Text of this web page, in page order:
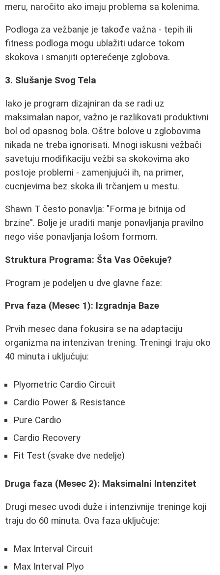
meru, naročito ako imaju problema sa kolenima.
Podloga za vežbanje je takođe važna - tepih ili
fitness podloga mogu ublažiti udarce tokom
skokova i smanjiti opterećenje zglobova.
3. Slušanje Svog Tela
Iako je program dizajniran da se radi uz
maksimalan napor, važno je razlikovati produktivni
bol od opasnog bola. Oštre bolove u zglobovima
nikada ne treba ignorisati. Mnogi iskusni vežbači
savetuju modifikaciju vežbi sa skokovima ako
postoje problemi - zamenjujući ih, na primer,
cucnjevima bez skoka ili trčanjem u mestu.
Shawn T često ponavlja: "Forma je bitnija od
brzine". Bolje je uraditi manje ponavljanja pravilno
nego više ponavljanja lošom formom.
Struktura Programa: Šta Vas Očekuje?
Program je podeljen u dve glavne faze:
Prva faza (Mesec 1): Izgradnja Baze
Prvih mesec dana fokusira se na adaptaciju
organizma na intenzivan trening. Treningi traju oko
40 minuta i uključuju:
Plyometric Cardio Circuit
Cardio Power & Resistance
Pure Cardio
Cardio Recovery
Fit Test (svake dve nedelje)
Druga faza (Mesec 2): Maksimalni Intenzitet
Drugi mesec uvodi duže i intenzivnije treninge koji
traju do 60 minuta. Ova faza uključuje:
Max Interval Circuit
Max Interval Plyo